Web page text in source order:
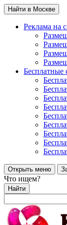
Найти в Москве
Реклама на
Бесплатные
Открыть меню
Что ищем?
Найти